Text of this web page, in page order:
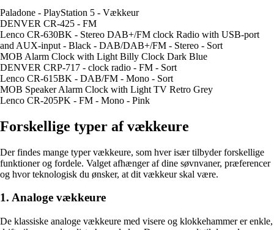
Paladone - PlayStation 5 - Vækkeur
DENVER CR-425 - FM
Lenco CR-630BK - Stereo DAB+/FM clock Radio with USB-port
and AUX-input - Black - DAB/DAB+/FM - Stereo - Sort
MOB Alarm Clock with Light Billy Clock Dark Blue
DENVER CRP-717 - clock radio - FM - Sort
Lenco CR-615BK - DAB/FM - Mono - Sort
MOB Speaker Alarm Clock with Light TV Retro Grey
Lenco CR-205PK - FM - Mono - Pink
Forskellige typer af vækkeure
Der findes mange typer vækkeure, som hver især tilbyder forskellige
funktioner og fordele. Valget afhænger af dine søvnvaner, præferencer
og hvor teknologisk du ønsker, at dit vækkeur skal være.
1. Analoge vækkeure
De klassiske analoge vækkeure med visere og klokkehammer er enkle,